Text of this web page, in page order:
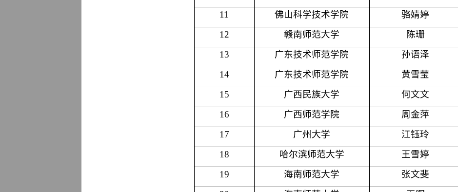
11
佛山科学技术学院
骆婧婷
12
赣南师范大学
陈珊
13
广东技术师范学院
孙语泽
14
广东技术师范学院
黄雪莹
15
广西民族大学
何文文
16
广西师范学院
周金萍
17
广州大学
江钰玲
18
哈尔滨师范大学
王雪婷
19
海南师范大学
张文斐